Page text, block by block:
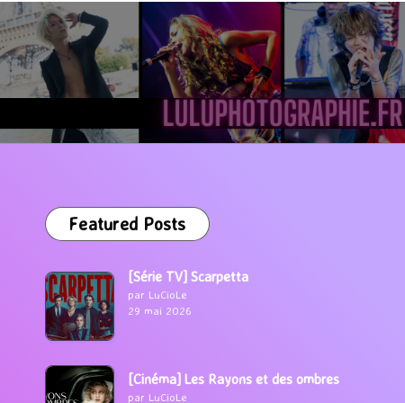
Featured Posts
[Série TV] Scarpetta
par LuCioLe
29 mai 2026
[Cinéma] Les Rayons et des ombres
par LuCioLe